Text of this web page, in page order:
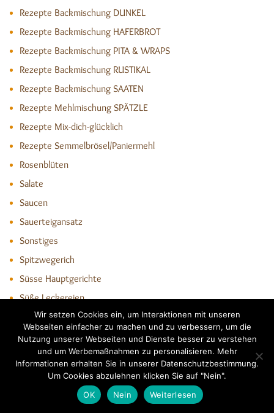
Rezepte Backmischung DUNKEL
Rezepte Backmischung HAFERBROT
Rezepte Backmischung PITA & WRAPS
Rezepte Backmischung RUSTIKAL
Rezepte Backmischung SAATEN
Rezepte Mehlmischung SPÄTZLE
Rezepte Mix-dich-glücklich
Rezepte Semmelbrösel/Paniermehl
Rosenblüten
Salate
Saucen
Sauerteigansatz
Sonstiges
Spitzwegerich
Süsse Hauptgerichte
Süße Leckereien
Süsses Kleingebäck
Torten
Trockene Kuchen
Vorratsleckerei
Wir setzen Cookies ein, um Interaktionen mit unseren
Webseiten einfacher zu machen und zu verbessern, um die
Nutzung unserer Webseiten und Dienste besser zu verstehen
und um Werbemaßnahmen zu personalisieren. Mehr
Informationen erhalten Sie in unserer Datenschutzbestimmung.
Um Cookies abzulehnen klicken Sie auf "Nein".
OK
Nein Weiterlesen